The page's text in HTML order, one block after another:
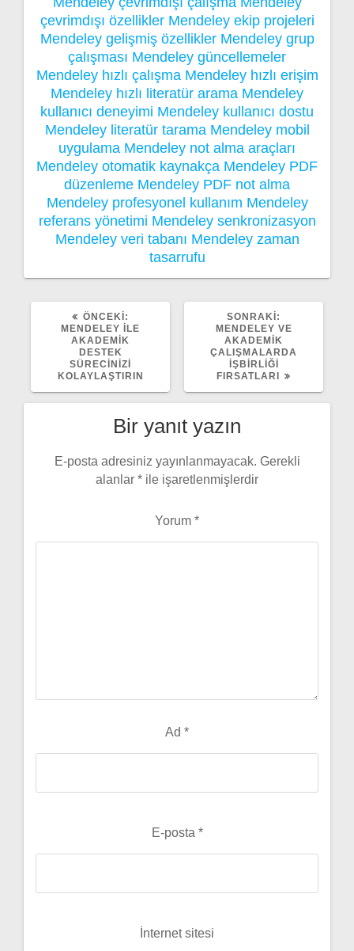
çevrimdışı özellikler Mendeley ekip projeleri
Mendeley gelişmiş özellikler Mendeley grup
çalışması Mendeley güncellemeler
Mendeley hızlı çalışma Mendeley hızlı erişim
Mendeley hızlı literatür arama Mendeley
kullanıcı deneyimi Mendeley kullanıcı dostu
Mendeley literatür tarama Mendeley mobil
uygulama Mendeley not alma araçları
Mendeley otomatik kaynakça Mendeley PDF
düzenleme Mendeley PDF not alma
Mendeley profesyonel kullanım Mendeley
referans yönetimi Mendeley senkronizasyon
Mendeley veri tabanı Mendeley zaman
tasarrufu
ÖNCEKI:
YAZI:
MENDELEY ILE
AKADEMIK
DESTEK
SÜRECINIZI
KOLAYLAŞTIRIN
SONRAKI:
YAZI:
MENDELEY VE
AKADEMIK
ÇALIŞMALARDA
İŞBIRLIĞI
FIRSATLARI
Bir yanıt yazın
E-posta adresiniz yayınlanmayacak. Gerekli
alanlar * ile işaretlenmişlerdir
Yorum *
Ad *
E-posta *
İnternet sitesi